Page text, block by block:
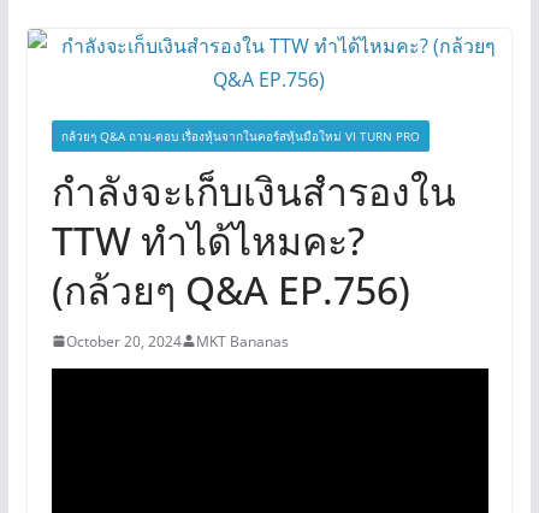
กล้วยๆ Q&A ถาม-ตอบ เรื่องหุ้นจากในคอร์สหุ้นมือใหม่ VI TURN PRO
กำลังจะเก็บเงินสำรองใน
TTW ทำได้ไหมคะ?
(กล้วยๆ Q&A EP.756)
October 20, 2024 MKT Bananas